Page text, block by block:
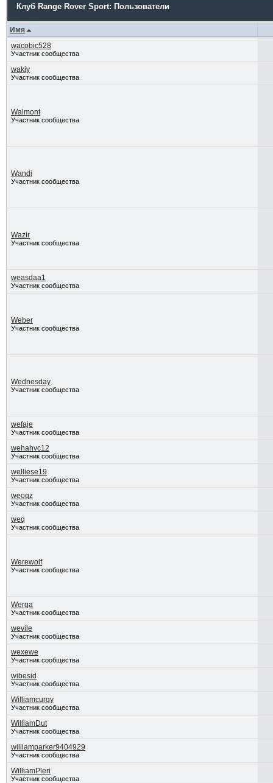
Клуб Range Rover Sport: Пользователи
Имя
wacobic528
Участник сообщества
wakiy
Участник сообщества
Walmont
Участник сообщества
Wandi
Участник сообщества
Wazir
Участник сообщества
weasdaa1
Участник сообщества
Weber
Участник сообщества
Wednesday
Участник сообщества
wefaje
Участник сообщества
wehahvc12
Участник сообщества
welliese19
Участник сообщества
weoqz
Участник сообщества
weq
Участник сообщества
Werewolf
Участник сообщества
Werga
Участник сообщества
wevile
Участник сообщества
wexewe
Участник сообщества
wibesid
Участник сообщества
Williamcurgy
Участник сообщества
WilliamDut
Участник сообщества
williamparker9404929
Участник сообщества
WilliamPleri
Участник сообщества